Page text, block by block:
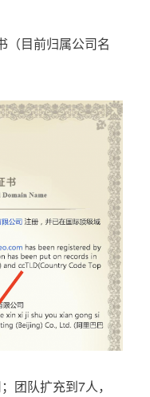
（目前归属公司名
团队扩充到7人，